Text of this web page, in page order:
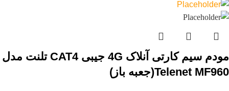
مودم سیم کارتی آنلاک 4G جیبی CAT4 تلنت مدل
Telenet MF960(جعبه باز)